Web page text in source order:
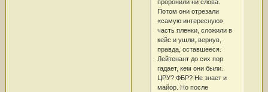
проронили ни слова.
Потом они отрезали
«самую интересную»
часть пленки, сложили в
кейс и ушли, вернув,
правда, оставшееся.
Лейтенант до сих пор
гадает, кем они были.
ЦРУ? ФБР? Не знает и
майор. Но после